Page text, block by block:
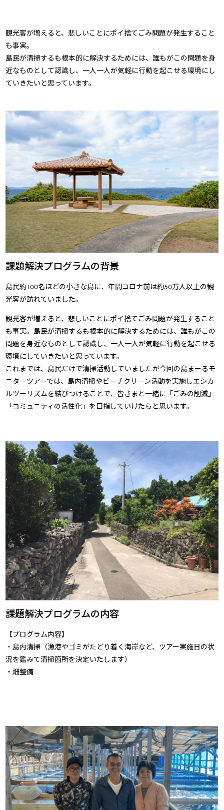
観光客が増えると、悲しいことにポイ捨てごみ問題が発生すること
も事実。
島民が清掃するも根本的に解決するためには、誰もがこの問題を身
近なものとして認識し、一人一人が気軽に行動を起こせる環境にし
ていきたいと思っています。
課題解決プログラムの背景
島民約100名ほどの小さな島に、年間コロナ前は約50万人以上の観
光客が訪れていました。
観光客が増えると、悲しいことにポイ捨てごみ問題が発生すること
も事実。島民が清掃するも根本的に解決するためには、誰もがこの
問題を身近なものとして認識し、一人一人が気軽に行動を起こせる
環境にしていきたいと思っています。
これまでは、島民だけで清掃活動していましたが今回の島まーるモ
ニターツアーでは、島内清掃やビーチクリーン活動を実施しエシカ
ルツーリズムを結びつけることで、皆さまと一緒に「ごみの削減」
「コミュニティの活性化」を目指していけたらと思います。
課題解決プログラムの内容
【プログラム内容】
・島内清掃（漁港やゴミがたどり着く海岸など、ツアー実施日の状
況を鑑みて清掃箇所を決定いたします）
・畑整備